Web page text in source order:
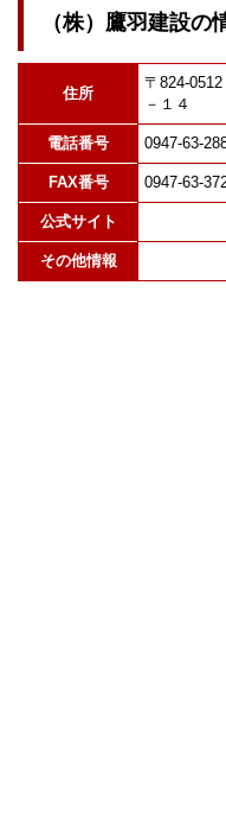
（株）鷹羽建設の
住所
〒824-
－１４
電話番号 0947-63-
FAX番号 0947-63-
公式サイト
その他情報